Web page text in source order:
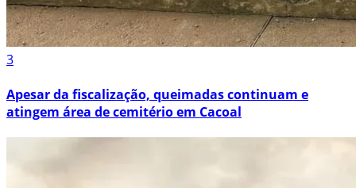
3
Apesar da fiscalização, queimadas continuam e
atingem área de cemitério em Cacoal